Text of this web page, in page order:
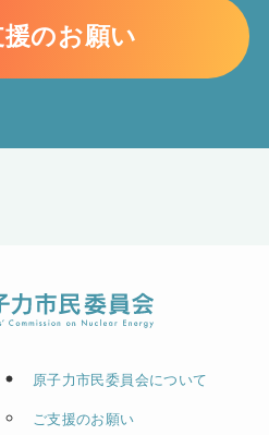
のお願い
原子力市民委員会について
ご支援のお願い